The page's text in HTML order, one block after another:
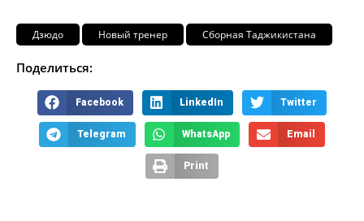
Дзюдо Новый тренер Сборная Таджикистана
Поделиться:
Facebook LinkedIn Twitter
Telegram WhatsApp Email
Print